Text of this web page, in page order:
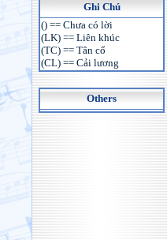
Ghi Chú
() == Chưa có lời
(LK) == Liên khúc
(TC) == Tân cổ
(CL) == Cải lương
Others